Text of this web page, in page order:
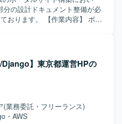
ャ、GraphQLなどのモダンな
クを実践的に学べる環境であ
クト志向の方にとっても成長
ックエン
フロントエンド: TypeScript,
定義: GraphQL, Protocol
(ECS, EC2, RDS/Aurora,
など), Docker バージョン管
GitHub Actions, CodeBuild
Copilot, Devin, Gemini コミ
Google Workspace で開発
分の設計ドキュメント整備が必
作業内容】 ポー
ンテナで構築するポータルサイ
追記・修正していただきま
担当するため、作成したドキ
ぎを実施していただきます。
ら基本設計までを主体的に推
。関係者とコミュニケーショ
正しく理解し整理しつつ、足
キュメントを整備できる方を
】東京都運営HPの
(業務委託・フリーランス)
・ AWS